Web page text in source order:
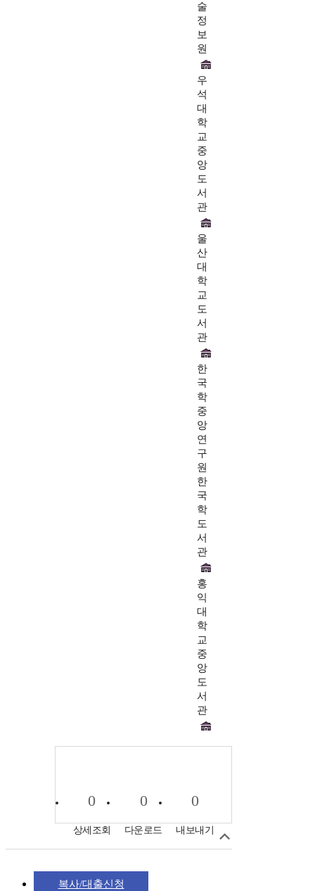
술
정
보
원
우
석
대
학
교
중
앙
도
서
관
울
산
대
학
교
도
서
관
한
국
학
중
앙
연
구
원
한
국
학
도
서
관
홍
익
대
학
교
중
앙
도
서
관
0
상세조회
0
다운로드
0
내보내기
복사/대출신청